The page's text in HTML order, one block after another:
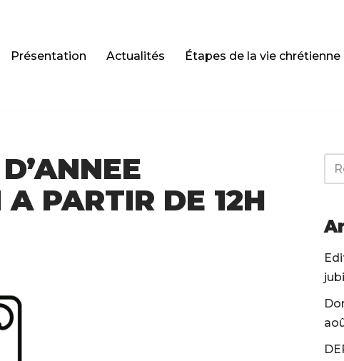
Présentation Actualités Étapes de la vie chrétienne
PARTIR DE 12H